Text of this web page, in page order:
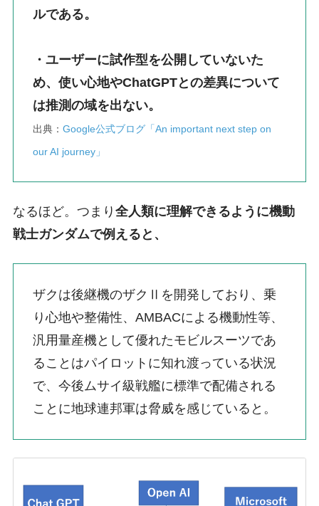
ルである。
・ユーザーに試作型を公開していないた
め、使い心地やChatGPTとの差異について
は推測の域を出ない。
出典： Google公式ブログ「An important next step on
our AI journey」
なるほど。つまり 全人類に理解できるように機動
戦士ガンダムで例えると、
ザクは後継機のザクⅡを開発しており、乗
り心地や整備性、AMBACによる機動性等、
汎用量産機として優れたモビルスーツであ
ることはパイロットに知れ渡っている状況
で、今後ムサイ級戦艦に標準で配備される
ことに地球連邦軍は脅威を感じていると。